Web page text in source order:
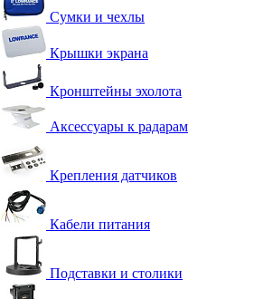
Сумки и чехлы
Крышки экрана
Кронштейны эхолота
Аксессуары к радарам
Крепления датчиков
Кабели питания
Подставки и столики